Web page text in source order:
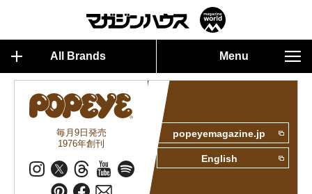
All Brands Menu
毎月9日発売
1976年創刊
popeyemagazine.jp
English